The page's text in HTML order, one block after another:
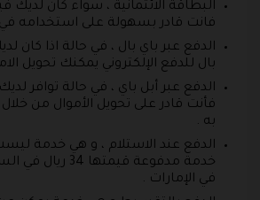
البطاقة الائتمانية ، سواء كان لديك
فانت قادر بسهولة على استخدامه
الدفع عبر باي بال ، في حالة اذا كان
بال للدفع الإلكتروني يمكنك تحويل
الدفع عبر أبل باي
فأنت قادر على تحويل الأموال من
به .
الدفع عند الاستلام ، و هي خدمة
في الإمارات .